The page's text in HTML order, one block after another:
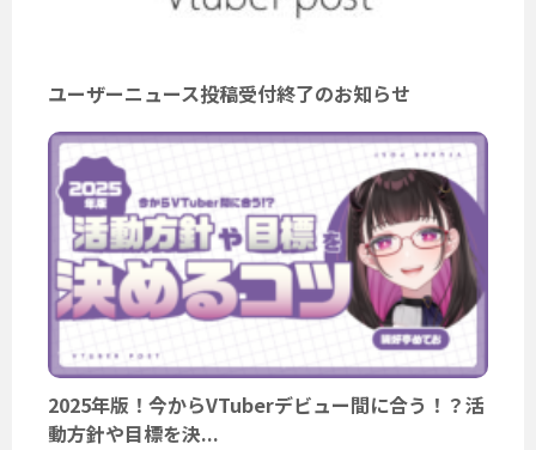
ユーザーニュース投稿受付終了のお知らせ
2025年版！今からVTuberデビュー間に合う！？活
動方針や目標を決...